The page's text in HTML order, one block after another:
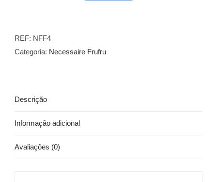
Frufru
4
REF: NFF4
Categoria: Necessaire Frufru
Descrição
Informação adicional
Avaliações (0)